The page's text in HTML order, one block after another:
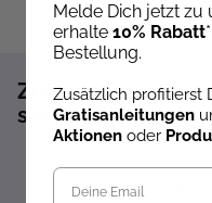
Zum Newsletter
sparen!*
Exklusive
Melde Dich jetzt
erhalte 10% Rabatt
Bestellung.
Zusätzlich profitierst
Gratisanleitungen
Aktionen oder